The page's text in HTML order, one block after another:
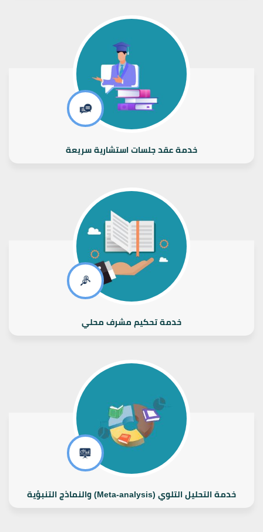
خدمة عقد جلسات استشارية سريعة
خدمة تحكيم مشرف محلي
خدمة التحليل التلوي (Meta-analysis) والنماذج التنبؤية